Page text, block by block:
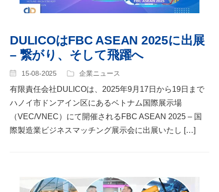
DULICOはFBC ASEAN 2025に出展
– 繋がり、そして飛躍へ
15-08-2025 企業ニュース
有限責任会社DULICOは、2025年9月17日から19日まで
ハノイ市ドンアイン区にあるベトナム国際展示場
（VEC/VNEC）にて開催されるFBC ASEAN 2025 – 国
際製造業ビジネスマッチング展示会に出展いたし […]